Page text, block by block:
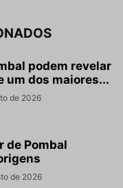
podem revelar
um dos maiores...
de 2026
de Pombal
de 2026